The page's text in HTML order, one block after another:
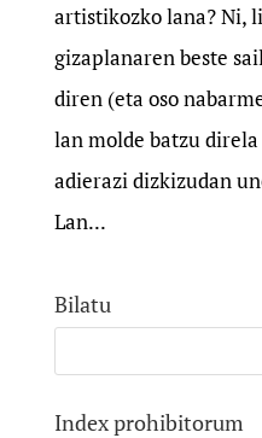
artistikozko lana? Ni,
gizaplanaren beste
diren (eta oso
lan molde batzu
adierazi dizkizudan
Lan...
Bilatu
Index prohibitorum